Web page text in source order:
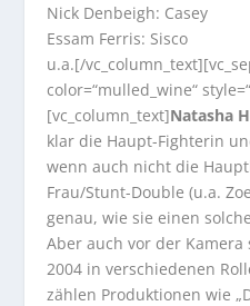
Nick Denbeigh: Casey
Essam Ferris: Sisco
u.a.[/
color=“mulled_wine“
[vc_column_text]Natasha
klar die Haupt-Fighterin
wenn auch nicht die
Frau/Stunt-Double (u.a.
genau, wie sie einen
Aber auch vor der
2004 in verschiedenen
zählen Produktionen wie